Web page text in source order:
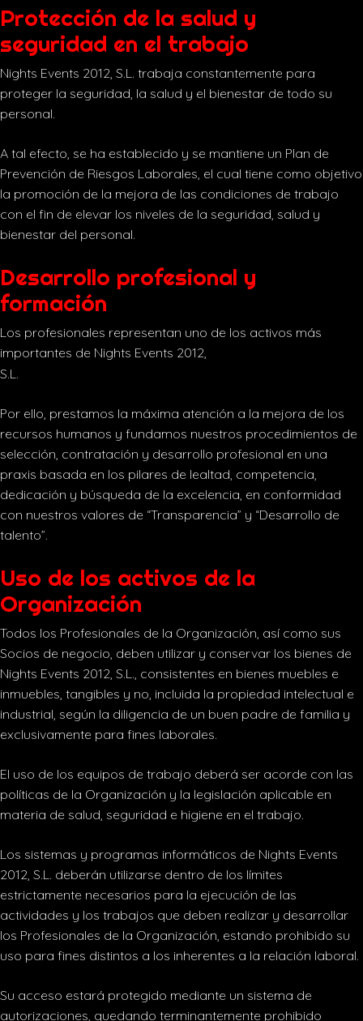
Protección de la salud y
seguridad en el trabajo
Nights Events 2012, S.L. trabaja constantemente para
proteger la seguridad, la salud y el bienestar de todo su
personal.
A tal efecto, se ha establecido y se mantiene un Plan de
Prevención de Riesgos Laborales, el cual tiene como objetivo
la promoción de la mejora de las condiciones de trabajo
con el fin de elevar los niveles de la seguridad, salud y
bienestar del personal.
Desarrollo profesional y
formación
Los profesionales representan uno de los activos más
importantes de Nights Events 2012,
S.L.
Por ello, prestamos la máxima atención a la mejora de los
recursos humanos y fundamos nuestros procedimientos de
selección, contratación y desarrollo profesional en una
praxis basada en los pilares de lealtad, competencia,
dedicación y búsqueda de la excelencia, en conformidad
con nuestros valores de “Transparencia” y “Desarrollo de
talento”.
Uso de los activos de la
Organización
Todos los Profesionales de la Organización, así como sus
Socios de negocio, deben utilizar y conservar los bienes de
Nights Events 2012, S.L., consistentes en bienes muebles e
inmuebles, tangibles y no, incluida la propiedad intelectual e
industrial, según la diligencia de un buen padre de familia y
exclusivamente para fines laborales.
El uso de los equipos de trabajo deberá ser acorde con las
políticas de la Organización y la legislación aplicable en
materia de salud, seguridad e higiene en el trabajo.
Los sistemas y programas informáticos de Nights Events
2012, S.L. deberán utilizarse dentro de los límites
estrictamente necesarios para la ejecución de las
actividades y los trabajos que deben realizar y desarrollar
los Profesionales de la Organización, estando prohibido su
uso para fines distintos a los inherentes a la relación laboral.
Su acceso estará protegido mediante un sistema de
autorizaciones, quedando terminantemente prohibido